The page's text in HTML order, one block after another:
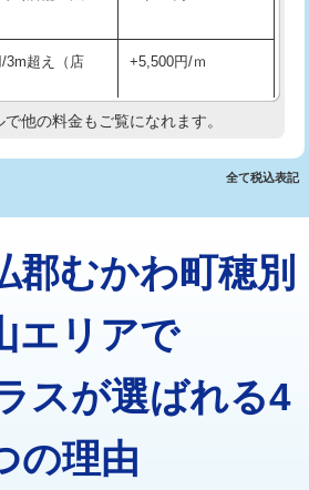
管工事/3ｍ超
め戻し作業） 11,000円~
上） 66,000円
さ10㎝超え） 38,500円
㎝まで） 27,500円
16,500円
超え（店
+5,500円/ｍ
現地調査
33,000円
超え +3,300円
8,800円
理・清掃・修
11,000円
処理・清掃・修
22,000円
他の料金もご覧になれます。
全て税込表記
郡むかわ町穂別
エリアで
スが選ばれる4
の理由